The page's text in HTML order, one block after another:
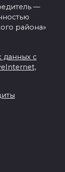
—
района»
данных с